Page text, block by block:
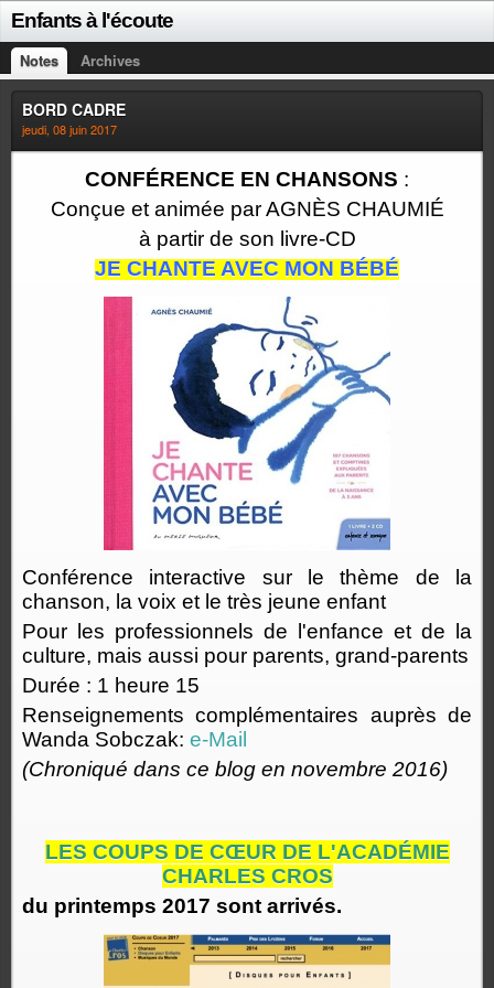
Enfants à l'écoute
Notes Archives
BORD CADRE
jeudi, 08 juin 2017
CONFÉRENCE EN CHANSONS :
Conçue et animée par AGNÈS CHAUMIÉ
à partir de son livre-CD
JE CHANTE AVEC MON BÉBÉ
Conférence interactive sur le thème de la
chanson, la voix et le très jeune enfant
Pour les professionnels de l'enfance et de la
culture, mais aussi pour parents, grand-parents
Durée : 1 heure 15
Renseignements complémentaires auprès de
Wanda Sobczak: e-Mail
(Chroniqué dans ce blog en novembre 2016)
LES COUPS DE CŒUR DE L'ACADÉMIE
CHARLES CROS
du printemps 2017 sont arrivés.